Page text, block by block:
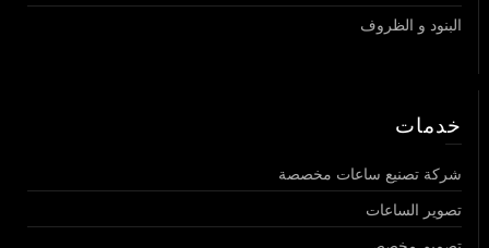
البنود و الظروف
خدمات
شركة تصنيع ساعات مخصصة
تصوير الساعات